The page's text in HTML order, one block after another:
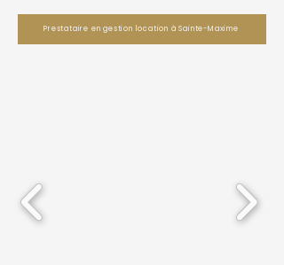
Prestataire en gestion location à Sainte-Maxime